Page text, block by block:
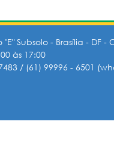
Subsolo - Brasília - DF -
às 17:00
/ (61) 99996 - 6501